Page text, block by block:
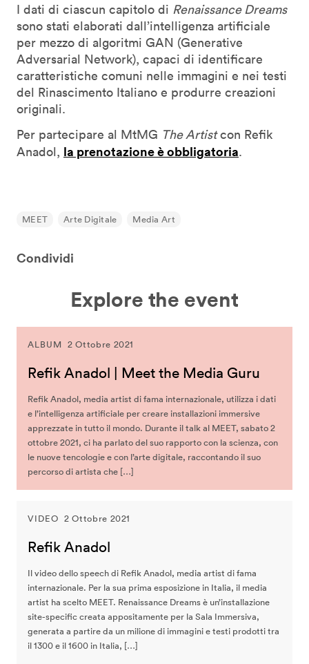
I dati di ciascun capitolo di Renaissance Dreams
sono stati elaborati dall’intelligenza artificiale
per mezzo di algoritmi GAN (Generative
Adversarial Network), capaci di identificare
caratteristiche comuni nelle immagini e nei testi
del Rinascimento Italiano e produrre creazioni
originali.
Per partecipare al MtMG The Artistcon Refik
Anadol, la prenotazione è obbligatoria.
MEET Arte Digitale Media Art
Condividi
Explore the event
ALBUM 2 Ottobre 2021
Refik Anadol | Meet the Media Guru
Refik Anadol, media artist di fama internazionale, utilizza i dati
e l’intelligenza artificiale per creare installazioni immersive
apprezzate in tutto il mondo. Durante il talk al MEET, sabato 2
ottobre 2021, ci ha parlato del suo rapporto con la scienza, con
le nuove tencologie e con l’arte digitale, raccontando il suo
percorso di artista che […]
VIDEO 2 Ottobre 2021
Refik Anadol
Il video dello speech di Refik Anadol, media artist di fama
internazionale. Per la sua prima esposizione in Italia, il media
artist ha scelto MEET. Renaissance Dreams è un’installazione
site-specific creata appositamente per la Sala Immersiva,
generata a partire da un milione di immagini e testi prodotti tra
il 1300 e il 1600 in Italia, […]